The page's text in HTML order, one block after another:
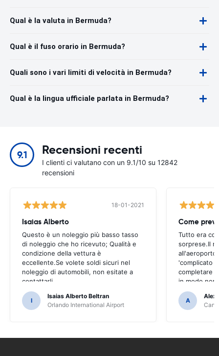
Qual è la valuta in Bermuda?
Qual è il fuso orario in Bermuda?
Quali sono i vari limiti di velocità in Bermuda?
Qual è la lingua ufficiale parlata in Bermuda?
9.1 Recensioni recenti
I clienti ci valutano con un 9.1/10 su 12842
recensioni
18-01-2021
Isaias Alberto
Questo è un noleggio più basso tasso
di noleggio che ho ricevuto; Qualità e
condizione della vettura è
eccellente.Se volete soldi sicuri nel
noleggio di automobili, non esitate a
contattarli
I
Isaias Alberto Beltran
Orlando International Airport
Come
Tutto era
sorprese.Il
all'aeroporto
'complicato
completare
in modo
A
Alex